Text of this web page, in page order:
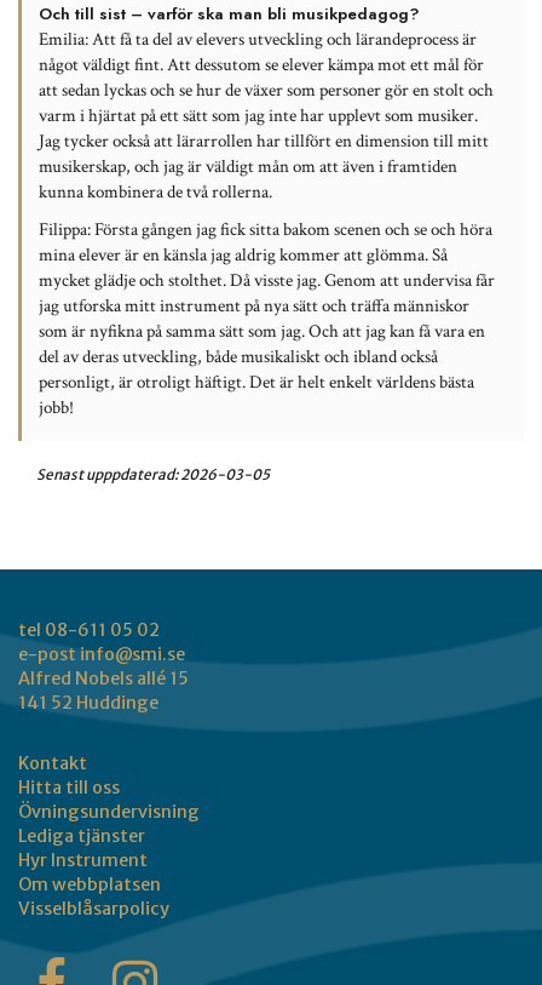
Och till sist – varför ska man bli musikpedagog?
Emilia:Att få ta del av elevers utveckling och lärandeprocess är
något väldigt fint. Att dessutom se elever kämpa mot ett mål för
att sedan lyckas och se hur de växer som personer gör en stolt och
varm i hjärtat på ett sätt som jag inte har upplevt som musiker.
Jag tycker också att lärarrollen har tillfört en dimension till mitt
musikerskap, och jag är väldigt mån om att även i framtiden
kunna kombinera de två rollerna.
Filippa: Första gången jag fick sitta bakom scenen och se och höra
mina elever är en känsla jag aldrig kommer att glömma. Så
mycket glädje och stolthet. Då visste jag. Genom att undervisa får
jag utforska mitt instrument på nya sätt och träffa människor
som är nyfikna på samma sätt som jag. Och att jag kan få vara en
del av deras utveckling, både musikaliskt och ibland också
personligt, är otroligt häftigt. Det är helt enkelt världens bästa
jobb!
Senast upppdaterad:2026-03-05
tel 08-611 05 02
e-postinfo@smi.se
Alfred Nobels allé 15
141 52 Huddinge
Kontakt
Hitta till oss
Övningsundervisning
Lediga tjänster
Hyr Instrument
Om webbplatsen
Visselblåsarpolicy